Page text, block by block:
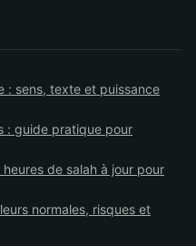
: sens, texte et puissance
: guide pratique pour
de salah à jour pour
normales, risques et